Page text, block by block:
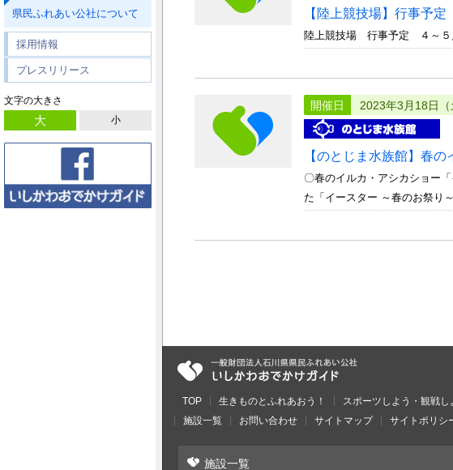
県民ふれあい公社について
採用情報
プレスリリース
文字の大きさ
大 小
【陸上競技場】行事予
陸上競技場 行事予定 ４～５
開催日 2023年3月18日（
【のとじま水族館】春の
〇春のイルカ・アシカショー
た「イースター ～春のお祭り
TOP 生きものとふれあおう！ スポーツしよう・観戦し
施設一覧
お問い合わせ サイトマップ サイトポリシ
施設一覧